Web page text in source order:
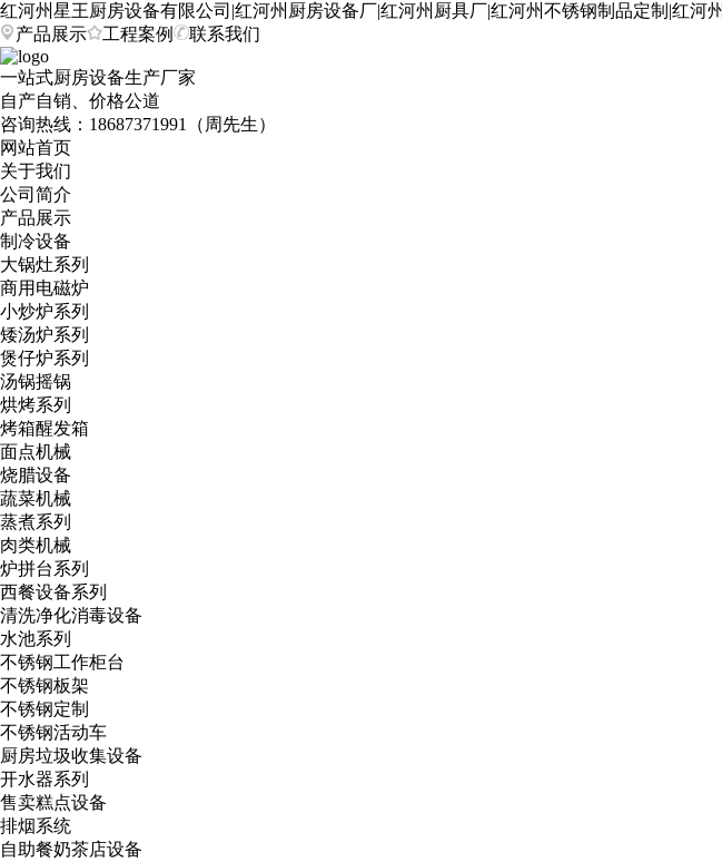
红河州星王厨房设备有限公司|红河州厨房设备厂|红河州厨具厂|红河州不锈钢制品定制|红河
产品展示
工程案例 联系我们
一站式厨房设备生产厂家
自产自销、价格公道
咨询热线： 18687371991（周先生）
网站首页
关于我们
公司简介
产品展示
制冷设备
大锅灶系列
商用电磁炉
小炒炉系列
矮汤炉系列
煲仔炉系列
汤锅摇锅
烘烤系列
烤箱醒发箱
面点机械
烧腊设备
蔬菜机械
蒸煮系列
肉类机械
炉拼台系列
西餐设备系列
清洗净化消毒设备
水池系列
不锈钢工作柜台
不锈钢板架
不锈钢定制
不锈钢活动车
厨房垃圾收集设备
开水器系列
售卖糕点设备
排烟系统
自助餐奶茶店设备